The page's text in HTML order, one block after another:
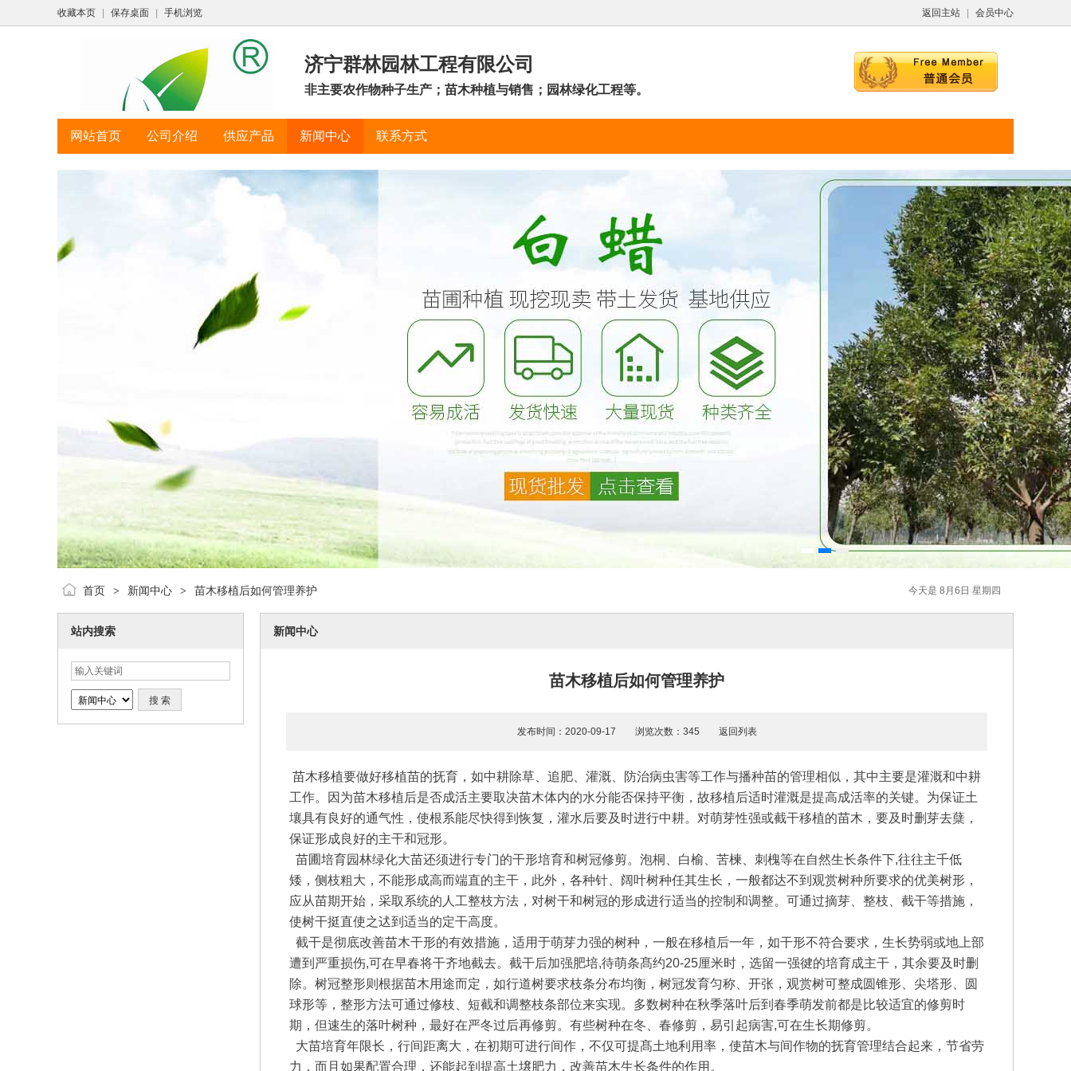
返回主站 会员中心
收藏本页 保存桌面 手机浏览
济宁群林园林工程有限公司
非主要农作物种子生产；苗木种植与销售；园林绿化工程等。
网站首页 公司介绍 供应产品 新闻中心 联系方式
今天是 8月6日 星期四
首页 > 新闻中心 > 苗木移植后如何管理养护
站内搜索 新闻中心
苗木移植后如何管理养护
发布时间：2020-09-17 浏览次数：345 返回列表
苗木移植要做好移植苗的抚育，如中耕除草、追肥、灌溉、防治病虫害等工作与播种苗的管理相似，其中主要是灌溉和中耕
工作。因为苗木移植后是否成活主要取决苗木体内的水分能否保持平衡，故移植后适时灌溉是提高成活率的关键。为保证土
壤具有良好的通气性，使根系能尽快得到恢复，灌水后要及时进行中耕。对萌芽性强或截干移植的苗木，要及时删芽去蘖，
保证形成良好的主干和冠形。
苗圃培育园林绿化大苗还须进行专门的干形培育和树冠修剪。泡桐、白榆、苦楝、刺槐等在自然生长条件下,往往主千低
矮，侧枝粗大，不能形成高而端直的主干，此外，各种针、阔叶树种任其生长，一般都达不到观赏树种所要求的优美树形，
应从苗期开始，采取系统的人工整枝方法，对树干和树冠的形成进行适当的控制和调整。可通过摘芽、整枝、截干等措施，
使树干挺直使之迖到适当的定干高度。
截干是彻底改善苗木干形的有效措施，适用于萌芽力强的树种，一般在移植后一年，如干形不符合要求，生长势弱或地上部
遭到严重损伤,可在早春将干齐地截去。截干后加强肥培,待萌条髙约20-25厘米时，选留一强徤的培育成主干，其余要及时删
除。树冠整形则根据苗木用途而定，如行道树要求枝条分布均衡，树冠发育匀称、开张，观赏树可整成圆锥形、尖塔形、圆
球形等，整形方法可通过修枝、短截和调整枝条部位来实现。多数树种在秋季落叶后到春季萌发前都是比较适宜的修剪时
期，但速生的落叶树种，最好在严冬过后再修剪。有些树种在冬、春修剪，易引起病害,可在生长期修剪。
大苗培育年限长，行间距离大，在初期可进行间作，不仅可提髙土地利用率，使苗木与间作物的抚育管理结合起来，节省劳
力，而且如果配置合理，还能起到提高土壌肥力，改善苗木生长条件的作用。